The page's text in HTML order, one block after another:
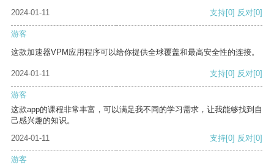
2024-01-11
支持[0] 反对[0]
游客
这款加速器VPM应用程序可以给你提供全球覆盖和最高安全性的连接。
2024-01-11 支持[0] 反对[0]
游客
这款app的课程非常丰富，可以满足我不同的学习需求，让我能够找到自
己感兴趣的知识。
2024-01-11
支持[0] 反对[0]
游客